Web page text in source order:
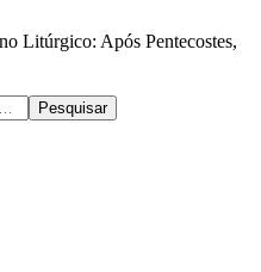
Litúrgico: Após Pentecostes,